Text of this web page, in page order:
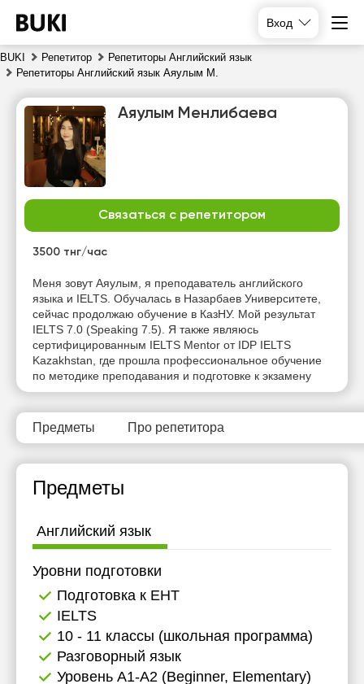
Вход
BUKI Репетитор
Репетиторы Английский язык
Репетиторы Английский язык Аяулым М.
Аяулым Менлибаева
Связаться с репетитором
3500 тнг/час
Меня зовут Аяулым, я преподаватель английского
языка и IELTS. Обучалась в Назарбаев Университете,
сейчас продолжаю обучение в КазНУ. Мой результат
IELTS 7.0 (Speaking 7.5). Я также являюсь
сертифицированным IELTS Mentor от IDP IELTS
Kazakhstan, где прошла профессиональное обучение
по методике преподавания и подготовке к экзамену
Предметы Про репетитора
Предметы
Английский язык
Уровни подготовки
Подготовка к ЕНТ
IELTS
10 - 11 классы (школьная программа)
Разговорный язык
Уровень А1-А2 (Beginner, Elementary)
сб
вс
19:30
20:00
Нет
свободных
часов
Нет
свободных
часов
Нет
свободных
часов